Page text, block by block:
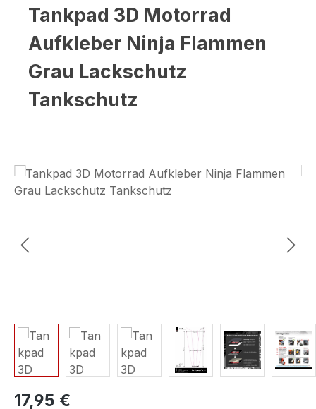
Tankpad 3D Motorrad
Aufkleber Ninja Flammen
Grau Lackschutz
Tankschutz
Bildergalerie überspringen
17,95 €